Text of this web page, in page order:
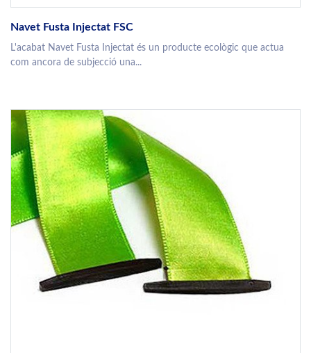
Navet Fusta Injectat FSC
L'acabat Navet Fusta Injectat és un producte ecològic que actua
com ancora de subjecció una...